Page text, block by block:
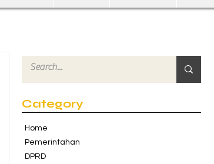
Category
Home
Pemerintahan
DPRD